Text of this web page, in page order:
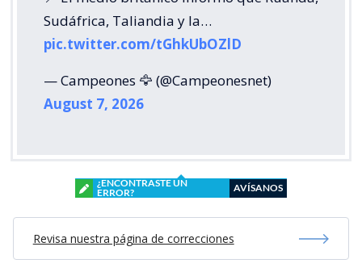
Sudáfrica, Taliandia y la…
pic.twitter.com/tGhkUbOZlD
— Campeones 🦅 (@Campeonesnet)
August 7, 2026
¿ENCONTRASTE UN
ERROR?
AVÍSANOS
Revisa nuestra página de correcciones